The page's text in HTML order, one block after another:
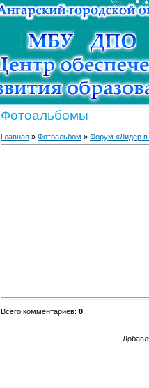
Фотоальбомы
Главная » Фотоальбом » Форум «Лидер в
Всего комментариев: 0